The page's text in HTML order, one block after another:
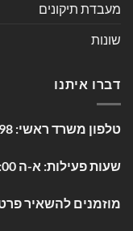
מעבדת תיקונים
שונות
דברו איתנו
טלפון משרד ראשי:
שעות פעילות: א-ה 09:00-17:00, ימי שישי 09:00-13:00
מוזמנים להשאיר